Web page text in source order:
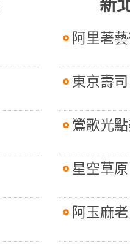
新
阿里荖
東京壽司
鶯歌光
星空草原
阿玉麻老